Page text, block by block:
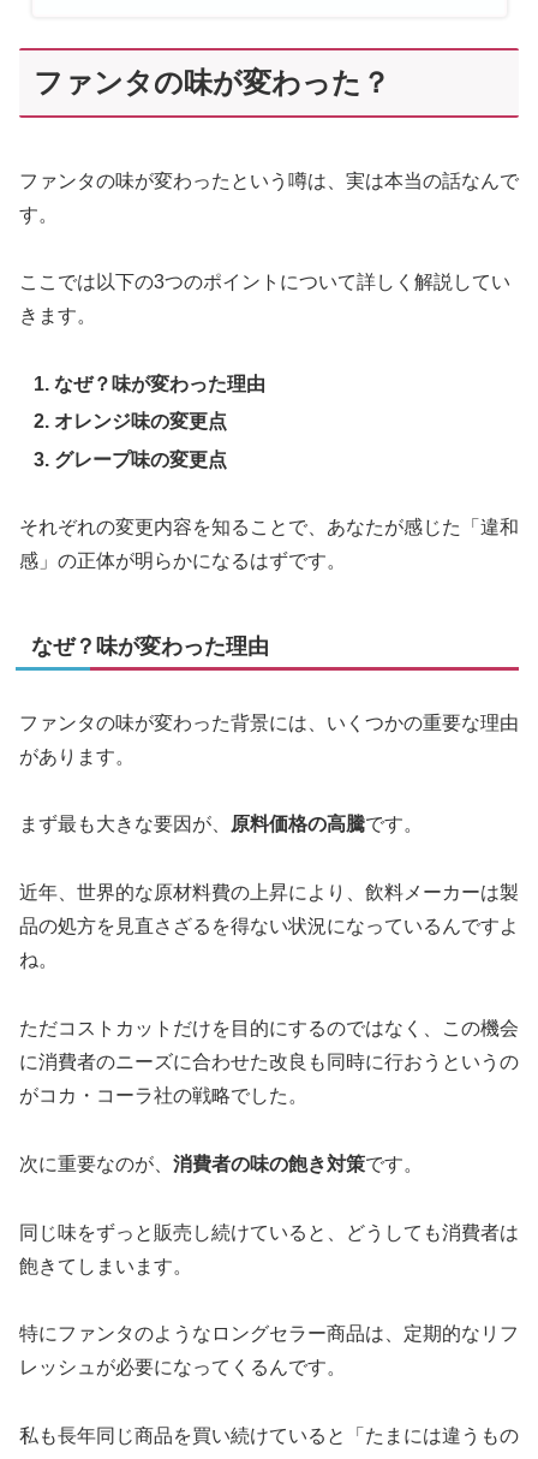
ファンタの味が変わった？
ファンタの味が変わったという噂は、実は本当の話なんで
す。
ここでは以下の3つのポイントについて詳しく解説してい
きます。
なぜ？味が変わった理由
オレンジ味の変更点
グレープ味の変更点
それぞれの変更内容を知ることで、あなたが感じた「違和
感」の正体が明らかになるはずです。
なぜ？味が変わった理由
ファンタの味が変わった背景には、いくつかの重要な理由
があります。
まず最も大きな要因が、 原料価格の高騰です。
近年、世界的な原材料費の上昇により、飲料メーカーは製
品の処方を見直さざるを得ない状況になっているんですよ
ね。
ただコストカットだけを目的にするのではなく、この機会
に消費者のニーズに合わせた改良も同時に行おうというの
がコカ・コーラ社の戦略でした。
次に重要なのが、 消費者の味の飽き対策です。
同じ味をずっと販売し続けていると、どうしても消費者は
飽きてしまいます。
特にファンタのようなロングセラー商品は、定期的なリフ
レッシュが必要になってくるんです。
私も長年同じ商品を買い続けていると「たまには違うもの